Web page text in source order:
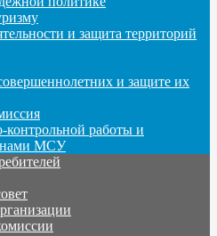
и защита территорий
и защите их
контрольной работы и
МСУ